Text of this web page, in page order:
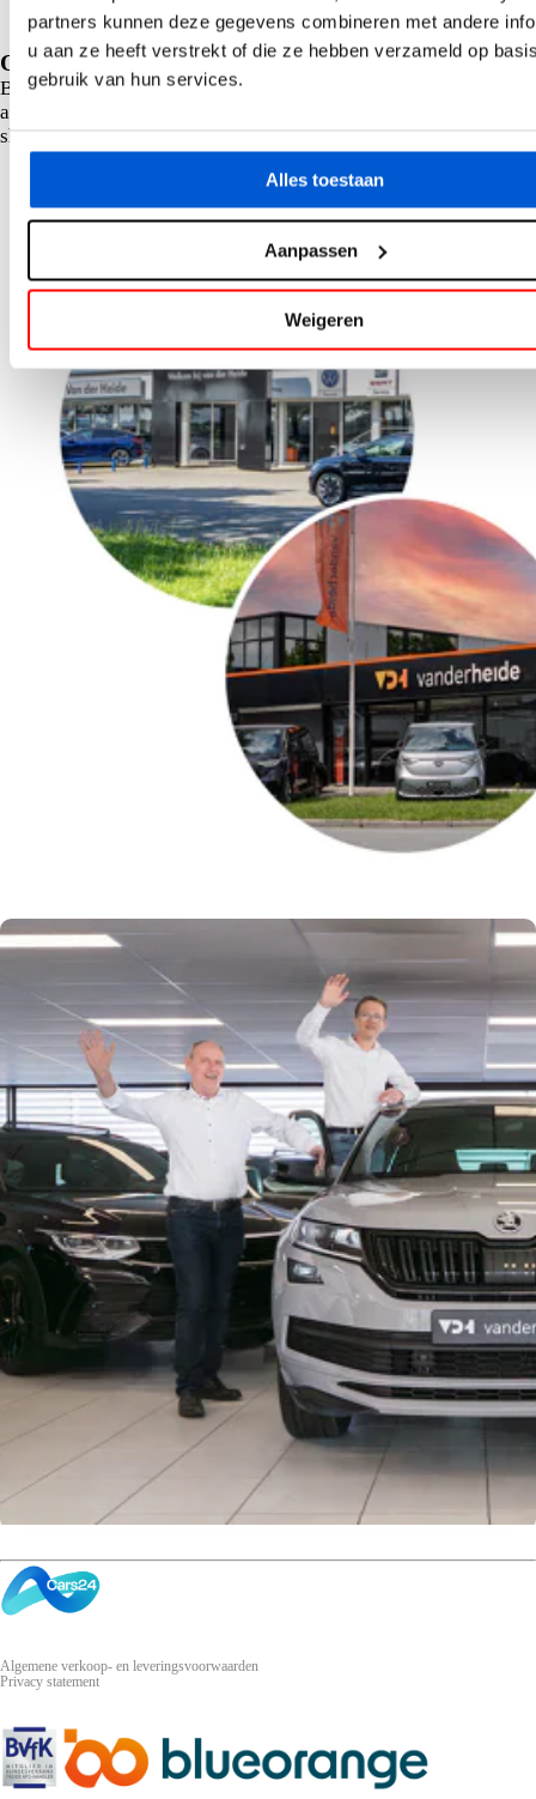
partners kunnen deze gegevens combineren met andere
u aan ze heeft verstrekt of die ze hebben verzameld op
gebruik van hun services.
Alles toestaan
Aanpassen
Weigeren
directions_car
Onderhoudshistorie bekend
Ons verkoopteam staat voor je klaar!
Bel, chat of whatsapp met één van onze verkopers en maak een
afspraak. Onze verkoopadviseurs ontvangen je graag in onze
showroom in Emmeloord.
Algemene verkoop- en leveringsvoorwaarden
Privacy statement